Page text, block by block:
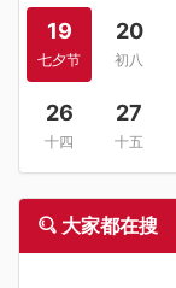
19
七夕节
20
初八
26
十四
27
十五
大家都在搜